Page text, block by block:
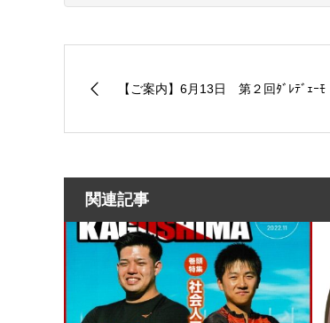
【ご案内】6月13日 第２回ﾀﾞﾚﾃﾞｪｰﾓ
関連記事